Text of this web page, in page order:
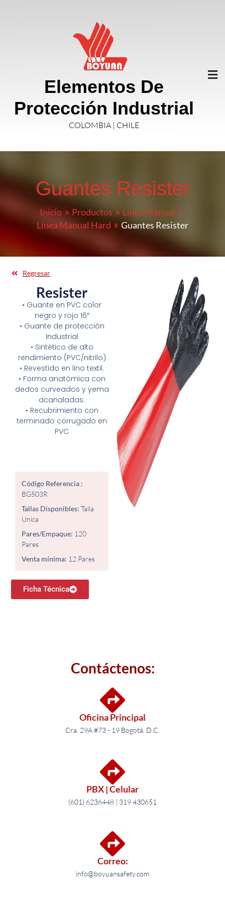
Elementos De
Protección Industrial
COLOMBIA | CHILE
Guantes Resister
Inicio Productos
Línea Manual
Línea Manual Hard
Guantes Resister
Resister
• Guante en PVC color
negro y rojo 16″
• Guante de protección
Industrial
• Sintético de alto
rendimiento (PVC/nitrilo)
• Revestido en lino textil.
• Forma anatómica con
dedos curveados y yema
acanaladas.
• Recubrimiento con
terminado corrugado en
PVC
Código Referencia :
BG503R
Tallas Disponibles:Talla
Unica
Pares/Empaque: 120
Pares
Venta mínima: 12 Pares​
Ficha Técnica
Regresar
Contáctenos:
Oficina Principal
Cra. 29A #73 - 19 Bogotá, D.C.
PBX | Celular
(601) 6236448 | 319 430651
Correo:
info@boyuansafety.com